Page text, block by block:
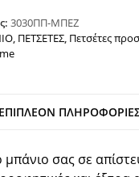
3030ΠΠ-ΜΠΕΖ
, ΠΕΤΣΕΤΕΣ, Πετσέτες
ΕΠΙΠΛΈΟΝ
μπάνιο σας σε